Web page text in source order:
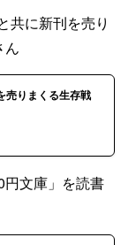
共に新刊を売り
ん
売りまくる生存戦
文庫」を読書